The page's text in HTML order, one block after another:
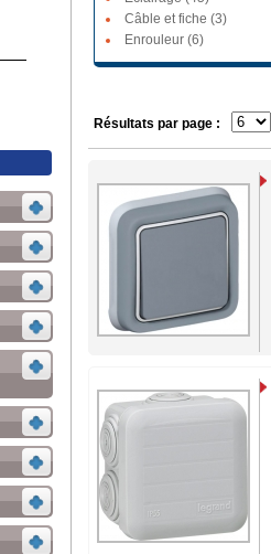
Câble et fiche (3)
Enrouleur (6)
Résultats par page :